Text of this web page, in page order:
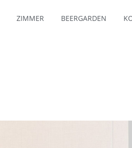
ZIMMER BEERGARDEN